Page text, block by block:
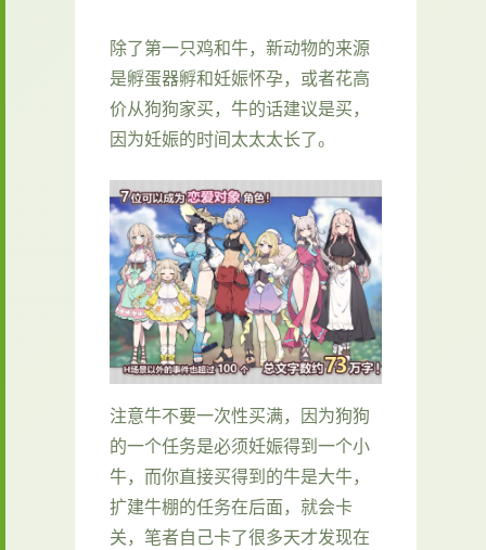
除了第一只鸡和牛，新动物的来源
是孵蛋器孵和妊娠怀孕，或者花高
价从狗狗家买，牛的话建议是买，
因为妊娠的时间太太太长了。
注意牛不要一次性买满，因为狗狗
的一个任务是必须妊娠得到一个小
牛，而你直接买得到的牛是大牛，
扩建牛棚的任务在后面，就会卡
关，笔者自己卡了很多天才发现在